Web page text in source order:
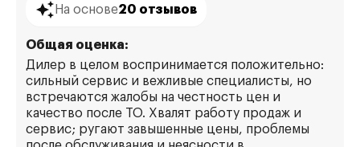
На основе20 отзывов
Общая оценка:
Дилер в целом воспринимается положительно:
сильный сервис и вежливые специалисты, но
встречаются жалобы на честность цен и
качество после ТО. Хвалят работу продаж и
сервис; ругают завышенные цены, проблемы